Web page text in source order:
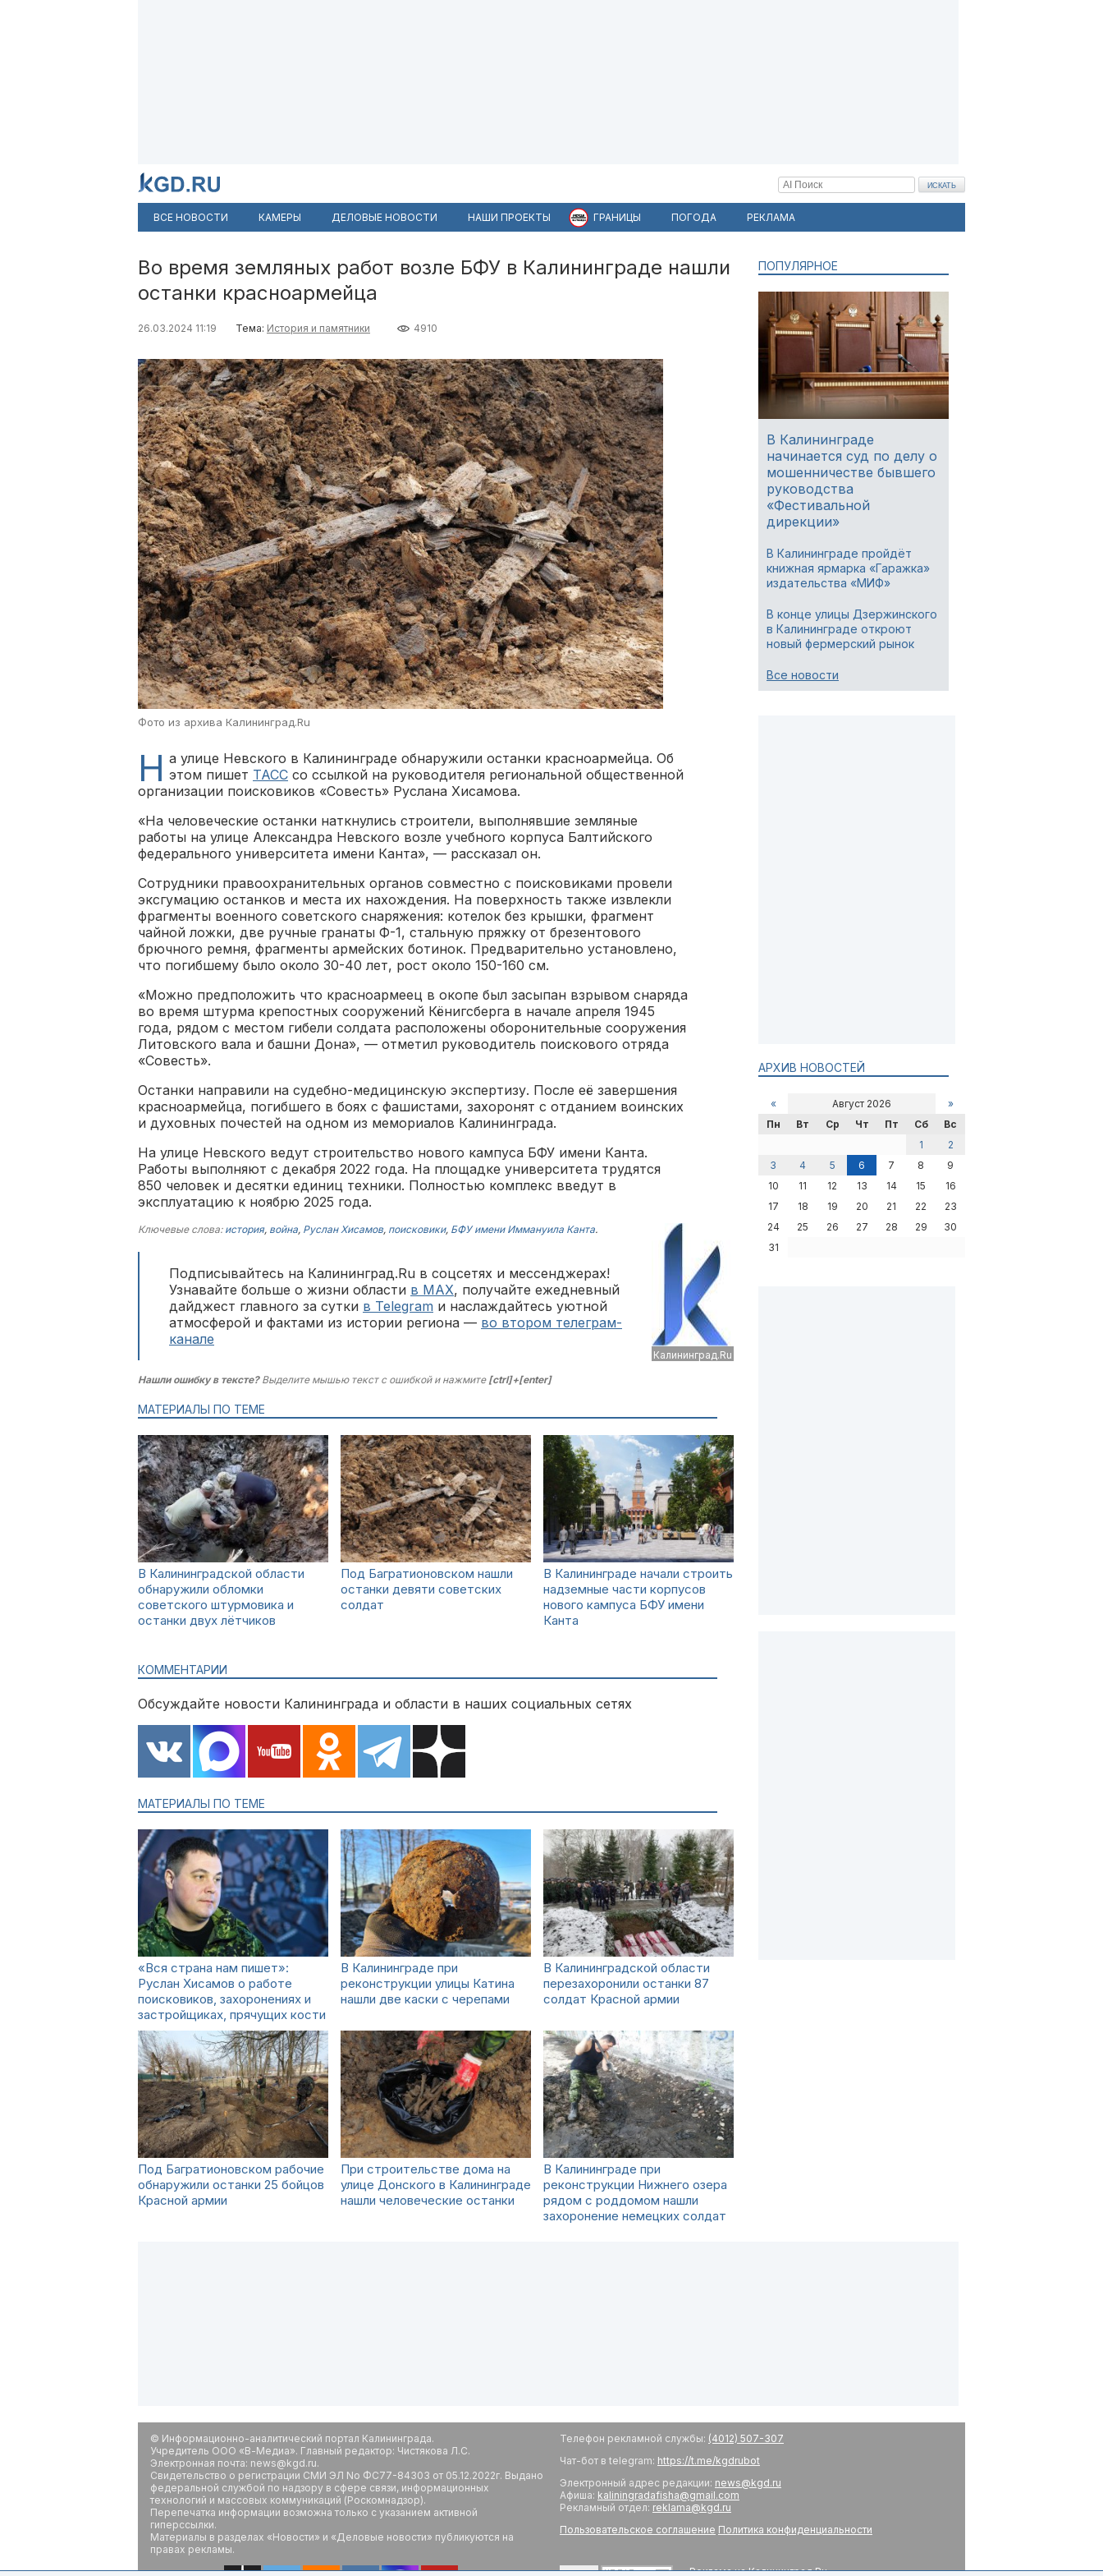
ВСЕ НОВОСТИ КАМЕРЫ ДЕЛОВЫЕ НОВОСТИ НАШИ ПРОЕКТЫ ГРАНИЦЫ ПОГОДА РЕКЛАМА
Во время земляных работ возле БФУ в Калининграде нашли
останки красноармейца
26.03.2024 11:19 Тема: История и памятники 4910
Фото из архива Калининград.Ru
Н а улице Невского в Калининграде обнаружили останки красноармейца. Об
этом пишет ТАСС со ссылкой на руководителя региональной общественной
организации поисковиков «Совесть» Руслана Хисамова.
«На человеческие останки наткнулись строители, выполнявшие земляные
работы на улице Александра Невского возле учебного корпуса Балтийского
федерального университета имени Канта», — рассказал он.
Сотрудники правоохранительных органов совместно с поисковиками провели
эксгумацию останков и места их нахождения. На поверхность также извлекли
фрагменты военного советского снаряжения: котелок без крышки, фрагмент
чайной ложки, две ручные гранаты Ф-1, стальную пряжку от брезентового
брючного ремня, фрагменты армейских ботинок. Предварительно установлено,
что погибшему было около 30-40 лет, рост около 150-160 см.
«Можно предположить что красноармеец в окопе был засыпан взрывом снаряда
во время штурма крепостных сооружений Кёнигсберга в начале апреля 1945
года, рядом с местом гибели солдата расположены оборонительные сооружения
Литовского вала и башни Дона», — отметил руководитель поискового отряда
«Совесть».
Останки направили на судебно-медицинскую экспертизу. После её завершения
красноармейца, погибшего в боях с фашистами, захоронят с отданием воинских
и духовных почестей на одном из мемориалов Калининграда.
На улице Невского ведут строительство нового кампуса БФУ имени Канта.
Работы выполняют с декабря 2022 года. На площадке университета трудятся
850 человек и десятки единиц техники. Полностью комплекс введут в
эксплуатацию к ноябрю 2025 года.
Калининград.Ru
Ключевые слова: история, война, Руслан Хисамов, поисковики, БФУ имени Иммануила Канта.
Подписывайтесь на Калининград.Ru в соцсетях и мессенджерах!
Узнавайте больше о жизни области в MAX, получайте ежедневный
дайджест главного за сутки в Telegram и наслаждайтесь уютной
атмосферой и фактами из истории региона — во втором телеграм-
канале
Нашли ошибку в тексте?Выделите мышью текст с ошибкой и нажмите [ctrl]+[enter]
МАТЕРИАЛЫ ПО ТЕМЕ
В Калининградской области
обнаружили обломки
советского штурмовика и
останки двух лётчиков
Под Багратионовском нашли
останки девяти советских
солдат
В Калининграде начали строить
надземные части корпусов
нового кампуса БФУ имени
Канта
КОММЕНТАРИИ
Обсуждайте новости Калининграда и области в наших социальных сетях
МАТЕРИАЛЫ ПО ТЕМЕ
«Вся страна нам пишет»:
Руслан Хисамов о работе
поисковиков, захоронениях и
застройщиках, прячущих кости
В Калининграде при
реконструкции улицы Катина
нашли две каски с черепами
В Калининградской области
перезахоронили останки 87
солдат Красной армии
Под Багратионовском рабочие
обнаружили останки 25 бойцов
Красной армии
При строительстве дома на
улице Донского в Калининграде
нашли человеческие останки
В Калининграде при
реконструкции Нижнего озера
рядом с роддомом нашли
захоронение немецких солдат
ПОПУЛЯРНОЕ
В Калининграде
начинается суд по делу о
мошенничестве бывшего
руководства
«Фестивальной
дирекции»
В Калининграде пройдёт
книжная ярмарка «Гаражка»
издательства «МИФ»
В конце улицы Дзержинского
в Калининграде откроют
новый фермерский рынок
Все новости
АРХИВ НОВОСТЕЙ
« Август 2026
»
Пн
Вт Ср Чт Пт Сб
Вс
1
2
3
4 5 6 7 8
9
10
11 12 13 14 15
16
17
18 19 20 21 22
23
24
25 26 27 28 29
30
31
© Информационно-аналитический портал Калининграда.
Учредитель ООО «В-Медиа». Главный редактор: Чистякова Л.С.
Электронная почта: news@kgd.ru.
Свидетельство о регистрации СМИ ЭЛ No ФС77-84303 от 05.12.2022г. Выдано
федеральной службой по надзору в сфере связи, информационных
технологий и массовых коммуникаций (Роскомнадзор).
Перепечатка информации возможна только с указанием активной
гиперссылки.
Материалы в разделах «Новости» и «Деловые новости» публикуются на
правах рекламы.
Телефон рекламной службы: (4012) 507-307
Чат-бот в telegram: https://t.me/kgdrubot
Электронный адрес редакции: news@kgd.ru
Афиша: kaliningradafisha@gmail.com
Рекламный отдел: reklama@kgd.ru
Пользовательское соглашение Политика конфиденциальности
Реклама на Калининград.Ru